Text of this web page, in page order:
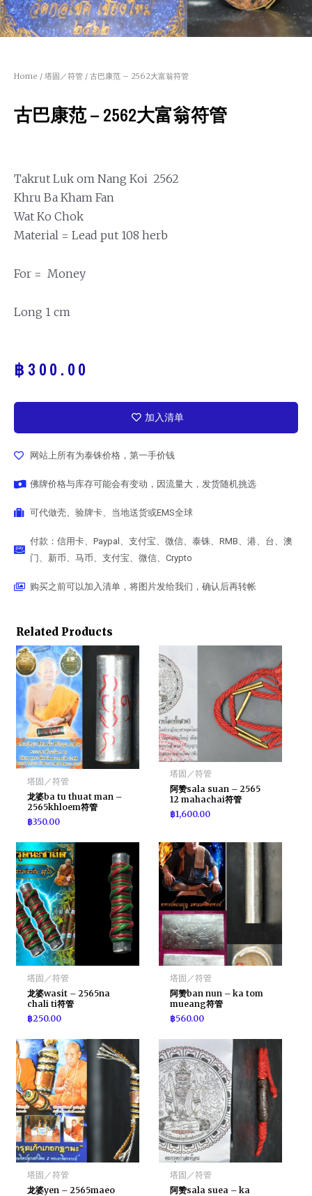
Home / 塔固／符管 / 古巴康范 – 2562大富翁符管
古巴康范 – 2562大富翁符管
Takrut Luk om Nang Koi 2562
Khru Ba Kham Fan
Wat Ko Chok
Material = Lead put 108 herb
For = Money
Long 1 cm
฿ 300.00
加入清单
网站上所有为泰铢价格，第一手价钱
佛牌价格与库存可能会有变动，因流量大，发货随机挑选
可代做壳、验牌卡、当地送货或EMS全球
付款：信用卡、Paypal、支付宝、微信、泰铢、RMB、港、台、澳
门、新币、马币、支付宝、微信、Crypto
购买之前可以加入清单，将图片发给我们，确认后再转帐
Related Products
塔固／符管
龙婆ba tu thuat man –
2565khloem符管
฿350.00
塔固／符管
阿赞sala suan – 2565
12 mahachai符管
฿1,600.00
塔固／符管
龙婆wasit – 2565na
chali ti符管
฿250.00
塔固／符管
阿赞ban nun – ka tom
mueang符管
฿560.00
塔固／符管
龙婆yen – 2565maeo
塔固／符管
阿赞sala suea – ka